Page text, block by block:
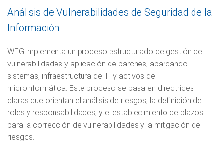
Análisis de Vulnerabilidades de Seguridad de la
Información
WEG implementa un proceso estructurado de gestión de
vulnerabilidades y aplicación de parches, abarcando
sistemas, infraestructura de TI y activos de
microinformática. Este proceso se basa en directrices
claras que orientan el análisis de riesgos, la definición de
roles y responsabilidades, y el establecimiento de plazos
para la corrección de vulnerabilidades y la mitigación de
riesgos.